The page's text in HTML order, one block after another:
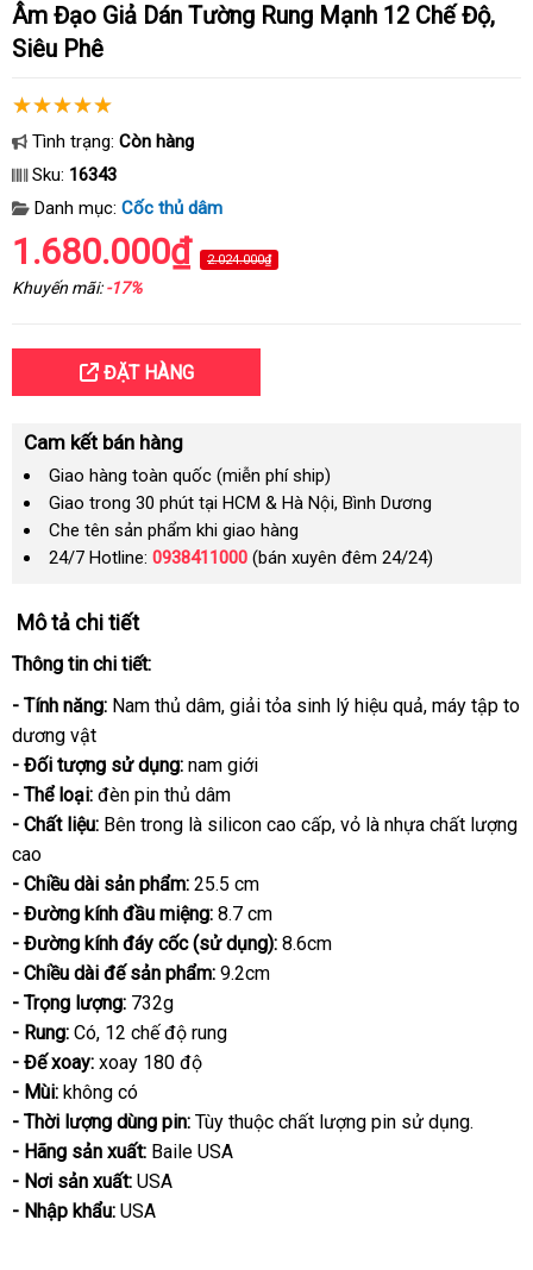
Âm Đạo Giả Dán Tường Rung Mạnh 12 Chế Độ,
Siêu Phê
Tình trạng: Còn hàng
Sku: 16343
Danh mục: Cốc thủ dâm
1.680.000₫ 2.024.000₫
Khuyến mãi:-17%
ĐẶT HÀNG
Cam kết bán hàng
Giao hàng toàn quốc (miễn phí ship)
Giao trong 30 phút tại HCM & Hà Nội, Bình Dương
Che tên sản phẩm khi giao hàng
24/7 Hotline: 0938411000 (bán xuyên đêm 24/24)
Mô tả chi tiết
Thông tin chi tiết:
- Tính năng: Nam thủ dâmNhật
, giải tỏa sinh lý hiệu quảđẹp
, máy tập to
dương vật
- Đối tượng sử dụng: nam giới
- Thể loại: đèn pin thủ dâm
- Chất liệu: mới
Bên trong là silicon cao cấpqua
, vỏ là nhựa chất lượng
cao
- Chiều dài sản phẩm: 25.5 cm
- Đường kính đầu miệng: 8.7 cm
- Đường kính đáy cốc (sử dụng): 8.6cm
- Chiều dài đế sản phẩm: 9.2cm
- Trọng lượng: 732g
- Rung: Cócửa
hàng
, 12 chế độ rung
- Đế xoay: xoay 180 độ
- Mùi: không có
- Thời lượng dùng pin: Tùy thuộc chất lượng pin sử dụng.
- Hãng sản xuất: Baile USA
- Nơi sản xuất: USA
- Nhập khẩu: USA